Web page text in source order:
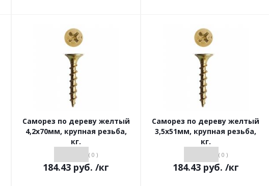
Саморез по дереву желтый
4,2х70мм, крупная резьба,
кг.
( 0 )
184.43 руб. /кг
Саморез по дереву желтый
3,5х51мм, крупная резьба,
кг.
( 0 )
184.43руб. /кг